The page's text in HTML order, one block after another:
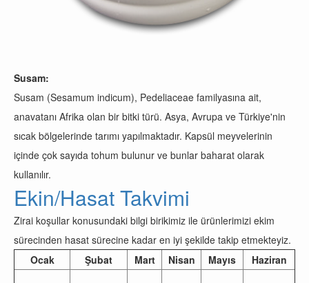
Susam:
Susam (Sesamum indicum), Pedeliaceae familyasına ait,
anavatanı Afrika olan bir bitki türü. Asya, Avrupa ve Türkiye'nin
sıcak bölgelerinde tarımı yapılmaktadır. Kapsül meyvelerinin
içinde çok sayıda tohum bulunur ve bunlar baharat olarak
kullanılır.
Ekin/Hasat Takvimi
Zirai koşullar konusundaki bilgi birikimiz ile ürünlerimizi ekim
sürecinden hasat sürecine kadar en iyi şekilde takip etmekteyiz.
Ocak
Şubat Mart Nisan Mayıs Haziran